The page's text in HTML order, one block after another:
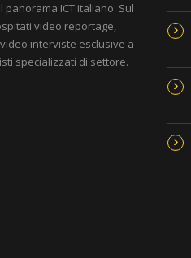
panorama ICT italiano. Sul
video reportage,
interviste esclusive a
specializzati di settore.